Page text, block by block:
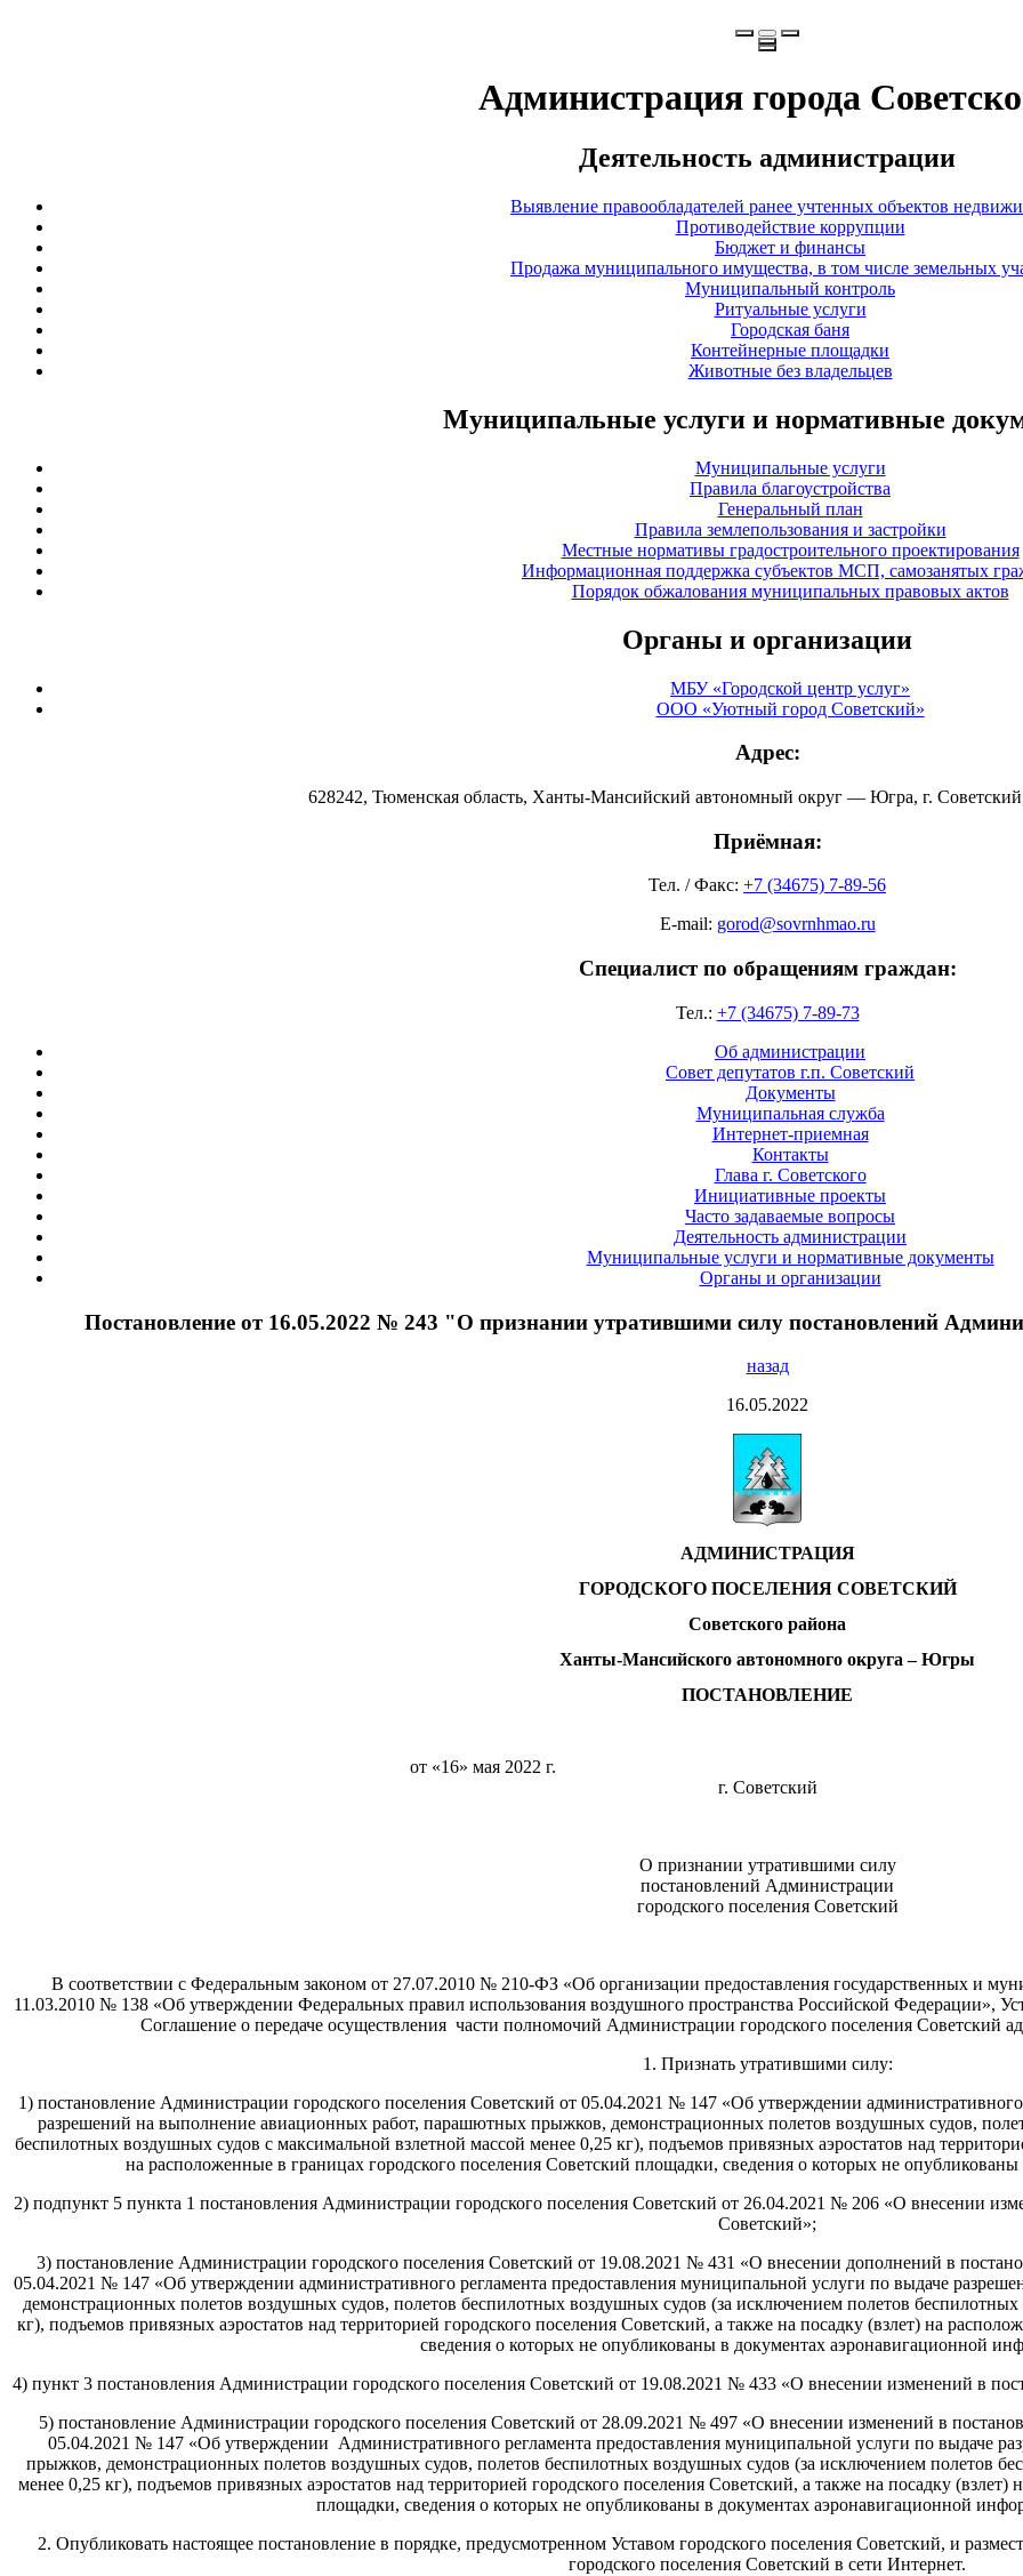
Администрация города
Деятельность администрации
Выявление правообладателей ранее учтенных объектов
Противодействие коррупции
Бюджет и финансы
Продажа муниципального имущества, в том числе земельных
Муниципальный контроль
Ритуальные услуги
Городская баня
Контейнерные площадки
Животные без владельцев
Муниципальные услуги и нормативные
Муниципальные услуги
Правила благоустройства
Генеральный план
Правила землепользования и застройки
Местные нормативы градостроительного проектирования
Информационная поддержка субъектов МСП, самозанятых
Порядок обжалования муниципальных правовых актов
Органы и организации
МБУ «Городской центр услуг»
ООО «Уютный город Советский»
Адрес:
628242, Тюменская область, Ханты-Мансийский автономный округ — Югра, г.
Приёмная:
Тел. / Факс: +7 (34675) 7-89-56
E-mail: gorod@sovrnhmao.ru
Специалист по обращениям граждан:
Тел.: +7 (34675) 7-89-73
Об администрации
Совет депутатов г.п. Советский
Документы
Муниципальная служба
Интернет-приемная
Контакты
Глава г. Советского
Инициативные проекты
Часто задаваемые вопросы
Деятельность администрации
Муниципальные услуги и нормативные документы
Органы и организации
Постановление от 16.05.2022 № 243 "О признании утратившими силу постановлений
назад
16.05.2022
АДМИНИСТРАЦИЯ
ГОРОДСКОГО ПОСЕЛЕНИЯ СОВЕТСКИЙ
Советского района
Ханты-Мансийского автономного округа – Югры
ПОСТАНОВЛЕНИЕ
от «16» мая 2022 г. №
г. Советский
О признании утратившими силу
постановлений Администрации
городского поселения Советский
В соответствии с Федеральным законом от 27.07.2010 № 210-ФЗ «Об организации предоставления государственных и
11.03.2010 № 138 «Об утверждении Федеральных правил использования воздушного пространства Российской Федерации»,
Соглашение о передаче осуществления части полномочий Администрации городского поселения Советский
1. Признать утратившими силу:
1) постановление Администрации городского поселения Советский от 05.04.2021 № 147 «Об утверждении
разрешений на выполнение авиационных работ, парашютных прыжков, демонстрационных полетов воздушных судов,
беспилотных воздушных судов с максимальной взлетной массой менее 0,25 кг), подъемов привязных аэростатов над
на расположенные в границах городского поселения Советский площадки, сведения о которых не
2) подпункт 5 пункта 1 постановления Администрации городского поселения Советский от 26.04.2021 № 206 «О внесении
Советский»;
3) постановление Администрации городского поселения Советский от 19.08.2021 № 431 «О внесении дополнений в
05.04.2021 № 147 «Об утверждении административного регламента предоставления муниципальной услуги по выдаче
демонстрационных полетов воздушных судов, полетов беспилотных воздушных судов (за исключением полетов
кг), подъемов привязных аэростатов над территорией городского поселения Советский, а также на посадку (взлет) на
сведения о которых не опубликованы в документах аэронавигационной
4) пункт 3 постановления Администрации городского поселения Советский от 19.08.2021 № 433 «О внесении изменений в
5) постановление Администрации городского поселения Советский от 28.09.2021 № 497 «О внесении изменений в
05.04.2021 № 147 «Об утверждении Административного регламента предоставления муниципальной услуги по выдаче
прыжков, демонстрационных полетов воздушных судов, полетов беспилотных воздушных судов (за исключением полетов
менее 0,25 кг), подъемов привязных аэростатов над территорией городского поселения Советский, а также на посадку
площадки, сведения о которых не опубликованы в документах
2. Опубликовать настоящее постановление в порядке, предусмотренном Уставом городского поселения Советский, и
городского поселения Советский в сети Интернет.